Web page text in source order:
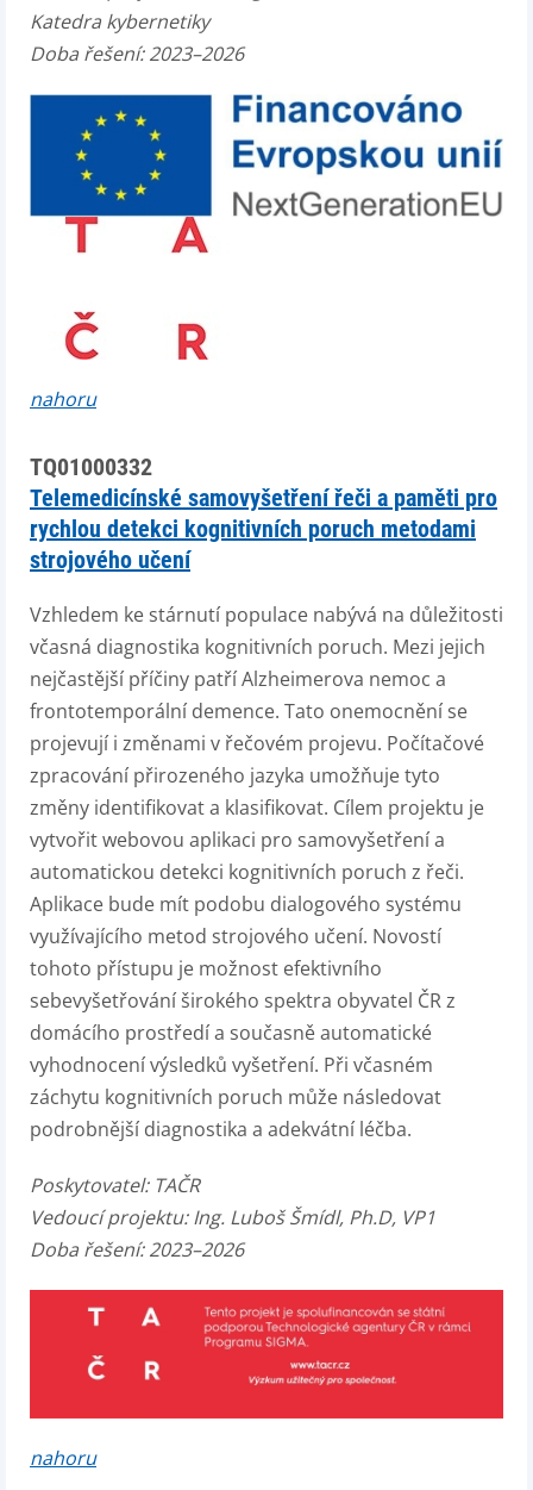
Katedra kybernetiky
Doba řešení: 2023–2026
nahoru
TQ01000332
Telemedicínské samovyšetření řeči a paměti pro
rychlou detekci kognitivních poruch metodami
strojového učení
Vzhledem ke stárnutí populace nabývá na důležitosti
včasná diagnostika kognitivních poruch. Mezi jejich
nejčastější příčiny patří Alzheimerova nemoc a
frontotemporální demence. Tato onemocnění se
projevují i změnami v řečovém projevu. Počítačové
zpracování přirozeného jazyka umožňuje tyto
změny identifikovat a klasifikovat. Cílem projektu je
vytvořit webovou aplikaci pro samovyšetření a
automatickou detekci kognitivních poruch z řeči.
Aplikace bude mít podobu dialogového systému
využívajícího metod strojového učení. Novostí
tohoto přístupu je možnost efektivního
sebevyšetřování širokého spektra obyvatel ČR z
domácího prostředí a současně automatické
vyhodnocení výsledků vyšetření. Při včasném
záchytu kognitivních poruch může následovat
podrobnější diagnostika a adekvátní léčba.
Poskytovatel: TAČR
Vedoucí projektu:Ing. Luboš Šmídl, Ph.D, VP1
Doba řešení: 2023–2026
nahoru